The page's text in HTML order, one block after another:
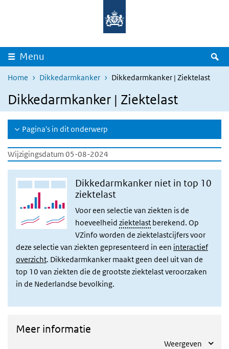
Overslaan en naar de inhoud gaan
Menu
Home Dikkedarmkanker Dikkedarmkanker | Ziektelast
Dikkedarmkanker | Ziektelast
Pagina's in dit onderwerp
Wijzigingsdatum 05-08-2024
Dikkedarmkanker niet in top 10
ziektelast
Voor een selectie van ziekten is de
hoeveelheid ziektelast berekend. Op
VZinfo worden de ziektelastcijfers voor
deze selectie van ziekten gepresenteerd in een interactief
overzicht. Dikkedarmkanker maakt geen deel uit van de
top 10 van ziekten die de grootste ziektelast veroorzaken
in de Nederlandse bevolking.
Meer informatie
Weergeven